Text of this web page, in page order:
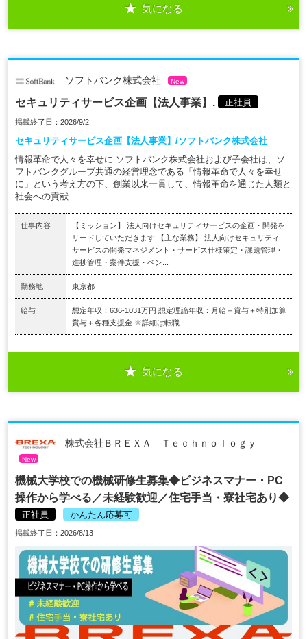
気になる
ソフトバンク株式会社 New
セキュリティサービス企画【法人事業】. 正社員
掲載終了日：2026/9/2
セキュリティサービス企画【法人事業】/ソフトバンク株式会社
情報革命で人々を幸せに ソフトバンク株式会社および子会社は、ソ
フトバンクグループ共通の経営理念である「情報革命で人々を幸せ
に」という考え方の下、創業以来一貫して、情報革命を通じた人類と
社会への貢献...
仕事内容
【ミッション】 法人向けセキュリティサービスの企画・開発を
リードしていただきます 【主な業務】 法人向けセキュリティ
サービスの開発マネジメント・サービス仕様策定・課題管理・
進捗管理・案件支援・ベン...
勤務地 東京都
給与
想定年収：636-1031万円 想定理論年収：月給＋賞与＋特別加算
賞与＋各種支援金 ※詳細は転職...
気になる
株式会社ＢＲＥＸＡ Ｔｅｃｈｎｏｌｏｇｙ
New
機械大学校での機械研修生募集◆ビジネスマナー・PC
操作から学べる／未経験歓迎／住宅手当・寮社宅あり◆
正社員 かんたん応募可
掲載終了日：2026/8/13